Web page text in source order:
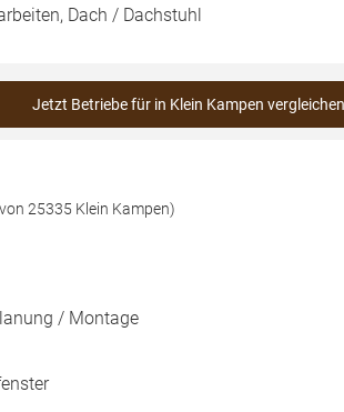
Dach / Dachstuhl
Jetzt Betriebe für in Klein Kampen vergleichen
25335 Klein Kampen)
/ Montage